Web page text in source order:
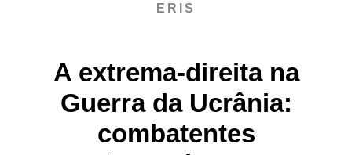
ERIS
A extrema-direita na
Guerra da Ucrânia:
combatentes